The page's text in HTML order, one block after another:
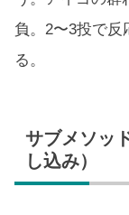
負。2〜3投で反
る。
サブメソッ
し込み）